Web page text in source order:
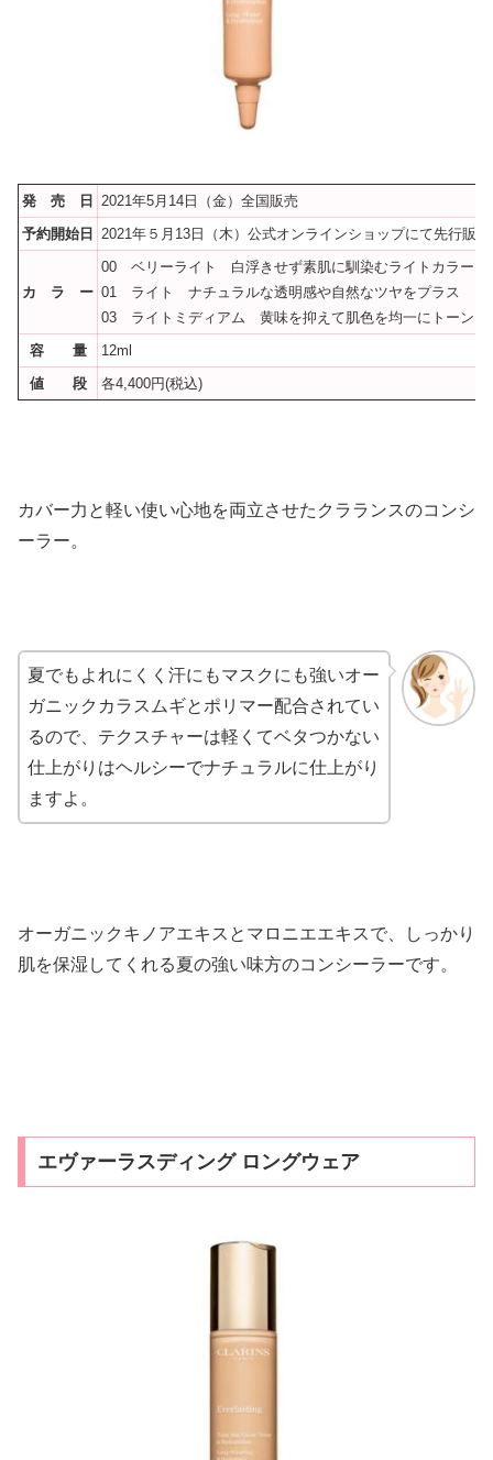
発 売 日
2021年5月14日（金）全国販売
予約開始日
2021年５月13日（木）公式オンラインショップにて先行販売
カ ラ ー
00 ベリーライト 白浮きせず素肌に馴染むライトカラー
01 ライト ナチュラルな透明感や自然なツヤをプラス
03 ライトミディアム 黄味を抑えて肌色を均一にトーンア
容 量
12ml
値 段
各4,400円(税込)
カバー力と軽い使い心地を両立させたクラランスのコンシ
ーラー。
夏でもよれにくく汗にもマスクにも強いオー
ガニックカラスムギとポリマー配合されてい
るので、テクスチャーは軽くてベタつかない
仕上がりはヘルシーでナチュラルに仕上がり
ますよ。
オーガニックキノアエキスとマロニエエキスで、しっかり
肌を保湿してくれる夏の強い味方のコンシーラーです。
エヴァーラスディング ロングウェア